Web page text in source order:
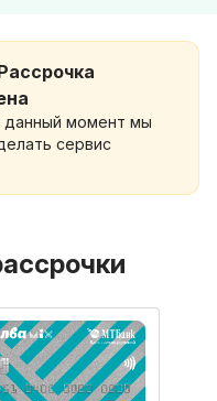
данный момент мы
сервис